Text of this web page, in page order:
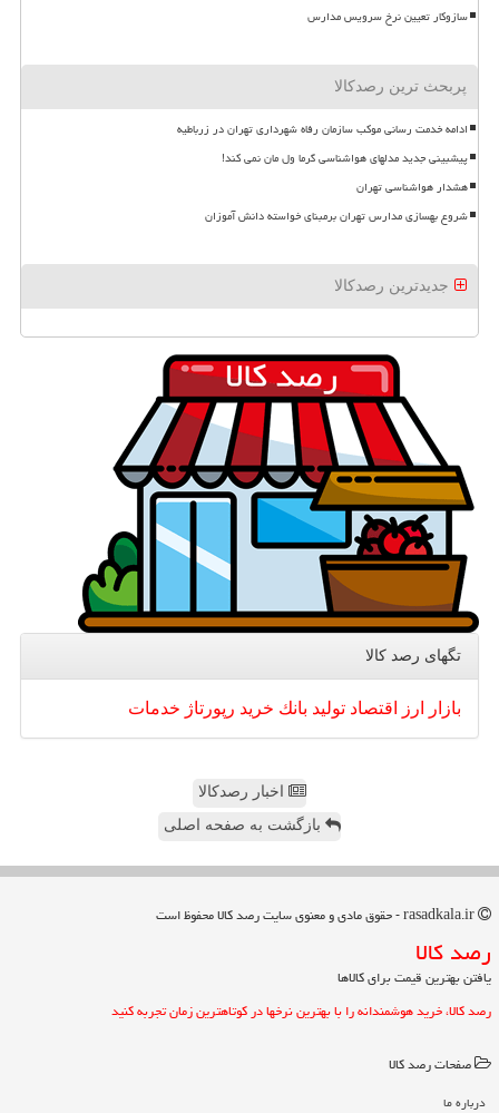
سازوکار تعیین نرخ سرویس مدارس
پربحث ترین رصدکالا
ادامه خدمت رسانی موکب سازمان رفاه شهرداری تهران در زرباطیه
پیشبینی جدید مدلهای هواشناسی گرما ول مان نمی کند!
هشدار هواشناسی تهران
شروع بهسازی مدارس تهران برمبنای خواسته دانش آموزان
جدیدترین رصدکالا
تگهای رصد كالا
بازار ارز اقتصاد تولید بانك خرید رپورتاژ خدمات
اخبار رصدکالا
بازگشت به صفحه اصلی
رصد كالا
یافتن بهترین قیمت برای کالاها
رصد کالا، خرید هوشمندانه را با بهترین نرخها در کوتاهترین زمان تجربه کنید
صفحات رصد كالا
درباره ما